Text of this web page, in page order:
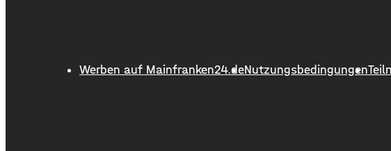
kommen EBN für
Werben auf Mainfranken24.deNutzungsbedingungen